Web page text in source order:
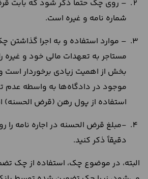
– روی چک حتما ذکر شود که بابت
شماره نامه و غیره است.
– موارد استفاده و به‌ اجرا گذاشتن
مستاجر به تعهدات مالی خود و
بخش از اهمیت زیادی برخوردار است و
موجود در دادگاه‌ها به واسطه عدم
استفاده از پول رهن (قرض الحسنه)
-مبلغ قرض الحسنه در اجاره نامه را
دقیقاً ذکر کنید.
البته، در موضوع چک، استفاده از چک